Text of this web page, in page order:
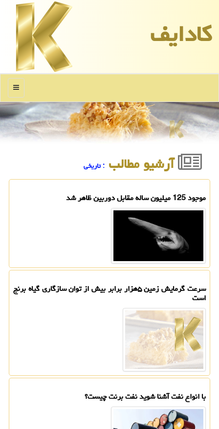
كادایف
منو
آرشیو مطالب : تاریخی
موجود 125 میلیون ساله مقابل دوربین ظاهر شد
سرعت گرمایش زمین ۵هزار برابر بیش از توان سازگاری گیاه برنج
است
با انواع نفت آشنا شوید نفت برنت چیست؟